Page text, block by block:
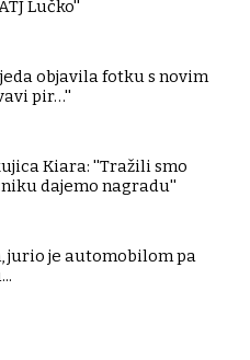
Lučko''
objavila fotku s novim
pir…''
Kiara: ''Tražili smo
dajemo nagradu''
jurio je automobilom pa